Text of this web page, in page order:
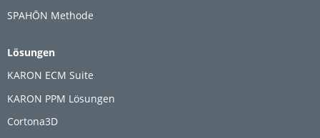
SPAHŌN Methode
Lösungen
KARON ECM Suite
KARON PPM Lösungen
Cortona3D